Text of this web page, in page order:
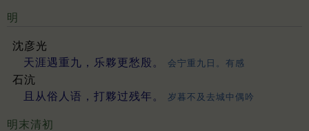
明
沈彦光
天涯遇重九，乐夥更愁殷。
会宁重九日。有感
石沆
且从俗人语，打夥过残年。
岁暮不及去城中偶吟
明末清初